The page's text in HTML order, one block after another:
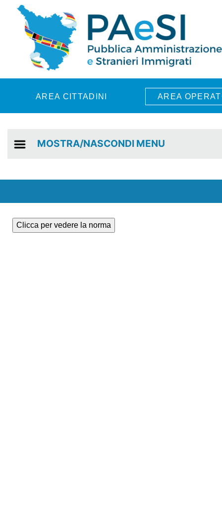
Skip to main content
AREA CITTADINI AREA
MOSTRA/NASCONDI MENU
Clicca per vedere la norma